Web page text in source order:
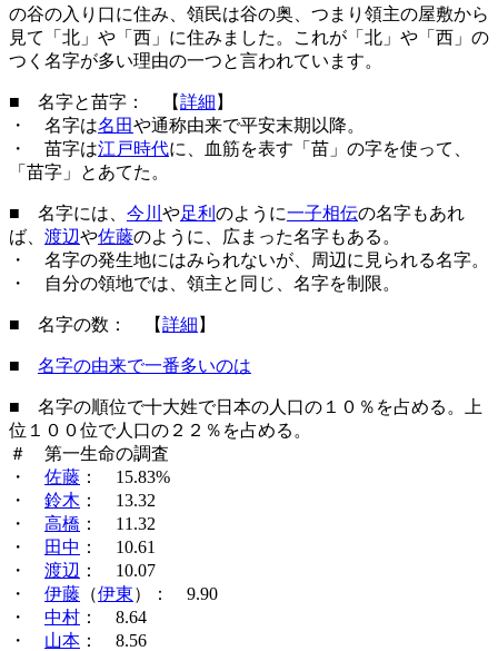
の谷の入り口に住み、領民は谷の奥、つまり領主の屋敷から
見て「北」や「西」に住みました。これが「北」や「西」の
つく名字が多い理由の一つと言われています。
■ 名字と苗字： 【詳細 】
・ 名字は名田や通称由来で平安末期以降。
・ 苗字は江戸時代に、血筋を表す「苗」の字を使って、
「苗字」とあてた。
■ 名字には、 今川 や足利 のように一子相伝の名字もあれ
ば、 渡辺や佐藤のように、広まった名字もある。
・ 名字の発生地にはみられないが、周辺に見られる名字。
・ 自分の領地では、領主と同じ、名字を制限。
■ 名字の数： 【詳細 】
■ 名字の由来で一番多いのは
■ 名字の順位で十大姓で日本の人口の１０％を占める。上
位１００位で人口の２２％を占める。
＃ 第一生命の調査
・ 佐藤 ： 15.83%
・ 鈴木 ： 13.32
・ 高橋 ： 11.32
・
田中 ： 10.61
・ 渡辺 ： 10.07
・ 伊藤 （伊東）： 9.90
・ 中村 ： 8.64
・ 山本 ： 8.56